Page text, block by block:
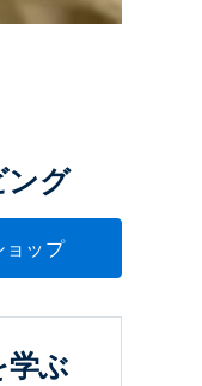
ング
ョップ
学ぶ